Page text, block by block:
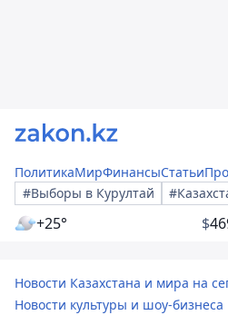
ПолитикаМирФинансыСтатьи
#Выборы в Курултай
+25° $
Новости Казахстана и мира на
Новости культуры и шоу-бизнеса